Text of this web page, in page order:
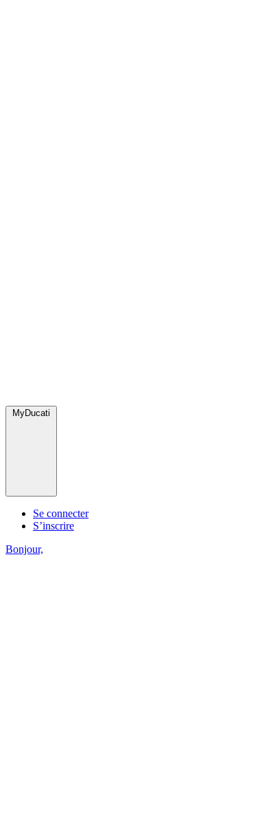
MyDucati
Se connecter
S’inscrire
Bonjour,